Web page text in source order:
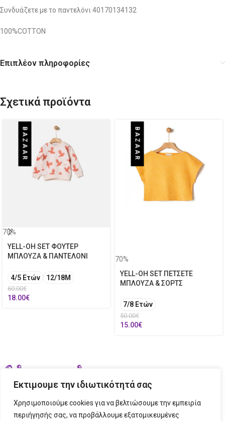
Εκτιμουμε την ιδιωτικότητά σας
Χρησιμοποιούμε cookies για να βελτιώσουμε την εμπειρία
περιήγησής σας, να προβάλλουμε εξατομικευμένες
Συνδυάζετε με το παντελόνι 40170134132
100%COTTON
Επιπλέον πληροφορίες
Σχετικά προϊόντα
BAZAAR
70%
YELL-OH SET ΦΟΥΤΕΡ
ΜΠΛΟΥΖΑ & ΠΑΝΤΕΛΟΝΙ
4/5 Ετών 12/18M
60.00€
18.00€
BAZAAR
70%
YELL-OH SET ΠΕΤΣΕΤΕ
ΜΠΛΟΥΖΑ & ΣΟΡΤΣ
7/8 Ετών
50.00€
15.00€